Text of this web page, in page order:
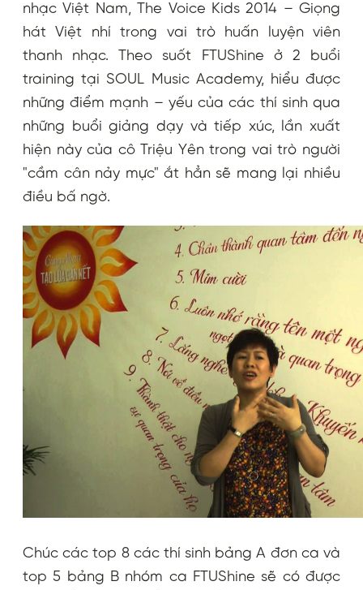
nhạc Việt Nam, The Voice Kids 2014 – Giọng
hát Việt nhí trong vai trò huấn luyện viên
thanh nhạc. Theo suốt FTUShine ở 2 buổi
training tại SOUL Music Academy, hiểu được
những điểm mạnh – yếu của các thí sinh qua
những buổi giảng dạy và tiếp xúc, lần xuất
hiện này của cô Triệu Yên trong vai trò người
"cầm cân nảy mực" ắt hẳn sẽ mang lại nhiều
điều bấ ngờ.
Chúc các top 8 các thí sinh bảng A đơn ca và
top 5 bảng B nhóm ca FTUShine sẽ có được